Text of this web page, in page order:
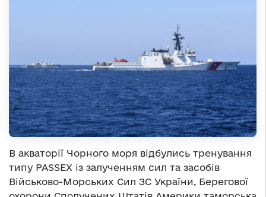
В акваторії Чорного моря відбулись тренування
типу PASSEX із залученням сил та засобів
Військово-Морських Сил ЗС України, Берегової